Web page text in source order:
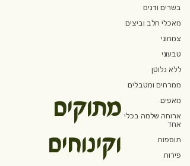
בשרים ודגים
מאכלי חלב וביצים
צמחוני
טבעוני
ללא גלוטן
ממרחים ומטבלים
מאפים
ארוחה שלמה בכלי
אחד
תוספות
פירות
מתוקים
וקינוחים